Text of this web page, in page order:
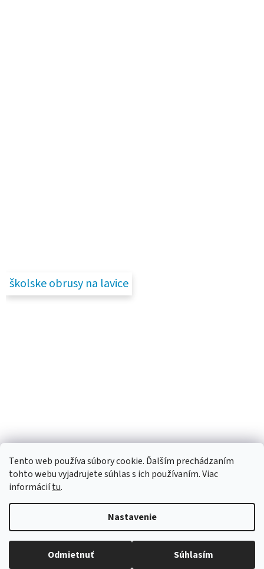
Tento web používa súbory cookie. Ďalším prechádzaním
tohto webu vyjadrujete súhlas s ich používaním. Viac
informáciítu.
Nastavenie
Odmietnuť Súhlasím
Robíme všetko pre to, aby sme vaše objednávky doručili
čo najskôr. Ospravedlňujeme sa za prípadné oneskorenie
školske obrusy na lavice
Vytvoril Shoptet
Copyright 2026Luana e-shop . Všetky práva vyhradené.